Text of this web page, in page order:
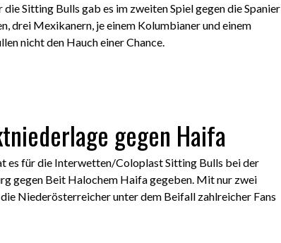
Sitting Bulls gab es im zweiten Spiel gegen die Spanier
drei Mexikanern, je einem Kolumbianer und einem
nicht den Hauch einer Chance.
gegen Haifa
es für die Interwetten/Coloplast Sitting Bulls bei der
gegen Beit Halochem Haifa gegeben. Mit nur zwei
Niederösterreicher unter dem Beifall zahlreicher Fans